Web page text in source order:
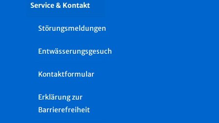
Service & Kontakt
Störungsmeldungen
Entwässerungsgesuch
Kontaktformular
Erklärung zur
Barrierefreiheit